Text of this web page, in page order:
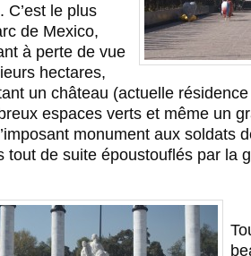
C’est le plus
de Mexico,
à perte de vue
hectares,
un château (actuelle
espaces verts et même un
monument aux soldats
tout de suite époustouflés par la